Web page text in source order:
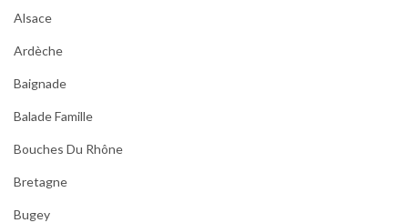
Alsace
Ardèche
Baignade
Balade Famille
Bouches Du Rhône
Bretagne
Bugey